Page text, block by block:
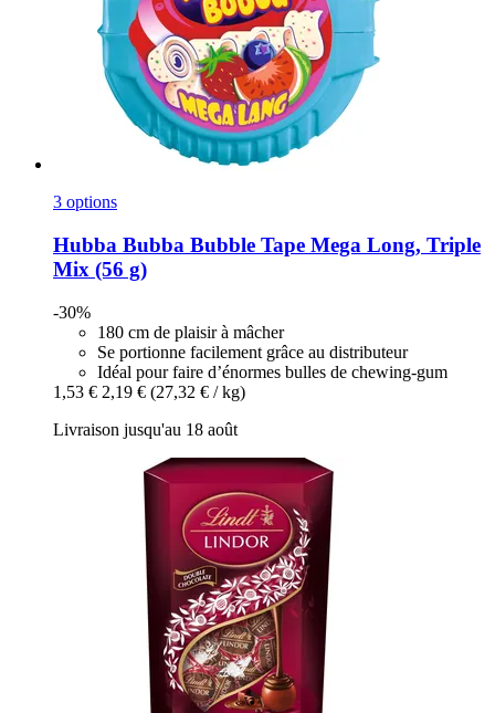
3 options
Hubba Bubba Bubble Tape Mega Long, Triple
Mix (56 g)
-30%
180 cm de plaisir à mâcher
Se portionne facilement grâce au distributeur
Idéal pour faire d’énormes bulles de chewing-gum
1,53 € 2,19 € (27,32 € / kg)
Livraison jusqu'au 18 août